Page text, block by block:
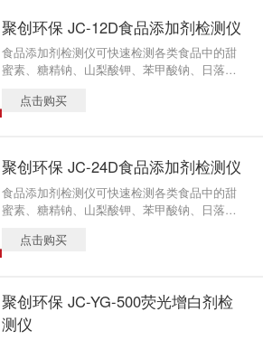
聚创环保 JC-12D食品添加剂检测仪
食品添加剂检测仪可快速检测各类食品中的甜
蜜素、糖精钠、山梨酸钾、苯甲酸钠、日落
水等几十种余项目，仪器预留其他项目检测程
序和端口，根据日后需求可增加检测项目
点击购买
聚创环保 JC-24D食品添加剂检测仪
食品添加剂检测仪可快速检测各类食品中的甜
蜜素、糖精钠、山梨酸钾、苯甲酸钠、日落
水等几十种余项目，仪器预留其他项目检测程
序和端口，根据日后需求可增加检测项目。
点击购买
聚创环保 JC-YG-500荧光增白剂检
测仪